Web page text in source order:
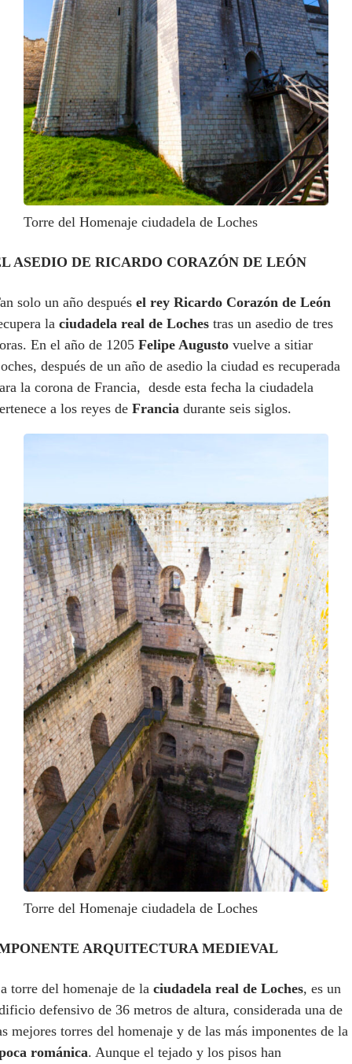
Torre del Homenaje ciudadela de Loches
ASEDIO DE RICARDO CORAZÓN DE LEÓN
solo un año después el rey Ricardo Corazón de León
la ciudadela real de Loches tras un asedio de tres
En el año de 1205 Felipe Augusto vuelve a sitiar
después de un año de asedio la ciudad es recuperada
la corona de Francia, desde esta fecha la ciudadela
a los reyes de Francia durante seis siglos.
Torre del Homenaje ciudadela de Loches
ARQUITECTURA MEDIEVAL
torre del homenaje de la ciudadela real de Loches, es un
defensivo de 36 metros de altura, considerada una de
mejores torres del homenaje y de las más imponentes de la
románica. Aunque el tejado y los pisos han